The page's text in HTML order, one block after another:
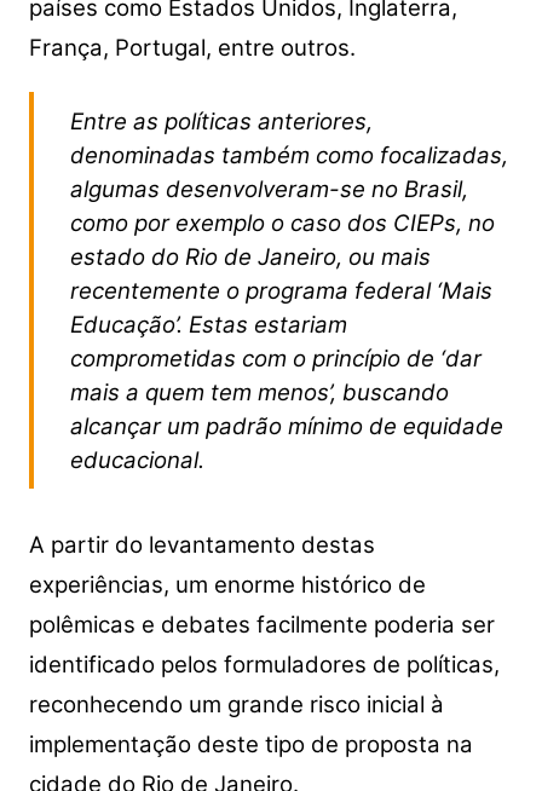
países como Estados Unidos, Inglaterra,
França, Portugal, entre outros.
Entre as políticas anteriores,
denominadas também como focalizadas,
algumas desenvolveram-se no Brasil,
como por exemplo o caso dos CIEPs, no
estado do Rio de Janeiro, ou mais
recentemente o programa federal ‘Mais
Educação’. Estas estariam
comprometidas com o princípio de ‘dar
mais a quem tem menos’, buscando
alcançar um padrão mínimo de equidade
educacional.
A partir do levantamento destas
experiências, um enorme histórico de
polêmicas e debates facilmente poderia ser
identificado pelos formuladores de políticas,
reconhecendo um grande risco inicial à
implementação deste tipo de proposta na
cidade do Rio de Janeiro.